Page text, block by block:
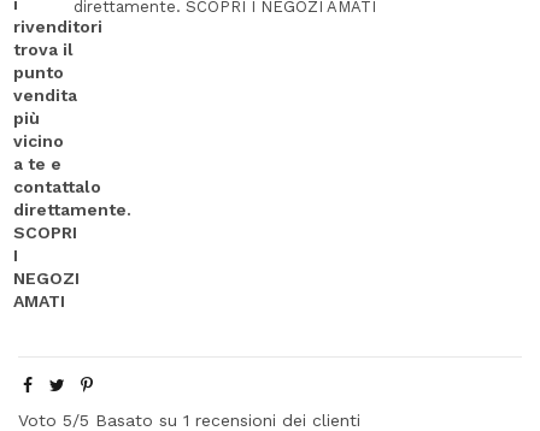
direttamente. SCOPRI I NEGOZI AMATI
Voto 5/5 Basato su 1 recensioni dei clienti